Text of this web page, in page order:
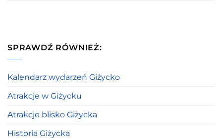
SPRAWDŹ RÓWNIEŻ:
Kalendarz wydarzeń Giżycko
Atrakcje w Giżycku
Atrakcje blisko Giżycka
Historia Giżycka